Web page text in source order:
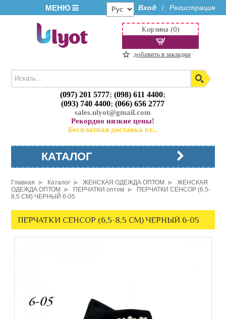
МЕНЮ Вход / Регистрация
(097) 201 5777;(098) 611 4400;
(093) 740 4400;(066) 656 2777
sales.ulyot@gmail.com
Рекордно низкие цены!
Бесплатная доставка от...
Корзина (0)
добавить в закладки
КАТАЛОГ
Главная Каталог ЖЕНСКАЯ ОДЕЖДА ОПТОМ
ЖЕНСКАЯ
ОДЕЖДА ОПТОМ
ПЕРЧАТКИ оптом
ПЕРЧАТКИ СЕНСОР (6,5-
8,5 СМ) ЧЕРНЫЙ 6-05
ПЕРЧАТКИ СЕНСОР (6,5-8,5 СМ) ЧЕРНЫЙ 6-05